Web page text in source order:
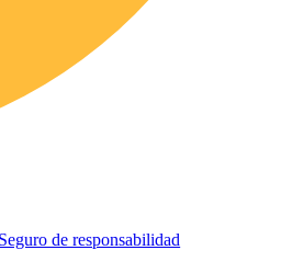
Seguro de responsabilidad